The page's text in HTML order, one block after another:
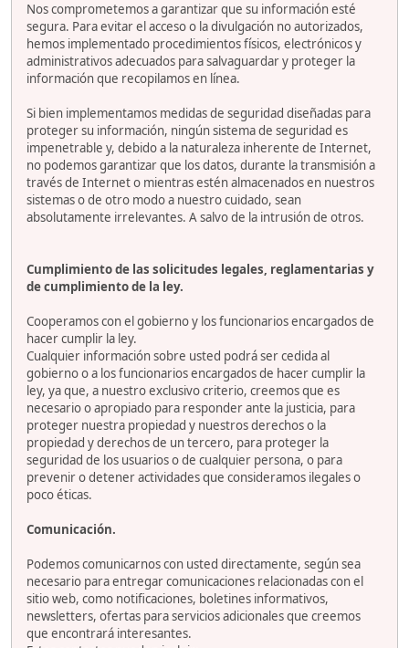
Nos comprometemos a garantizar que su información esté
segura. Para evitar el acceso o la divulgación no autorizados,
hemos implementado procedimientos físicos, electrónicos y
administrativos adecuados para salvaguardar y proteger la
información que recopilamos en línea.
Si bien implementamos medidas de seguridad diseñadas para
proteger su información, ningún sistema de seguridad es
impenetrable y, debido a la naturaleza inherente de Internet,
no podemos garantizar que los datos, durante la transmisión a
través de Internet o mientras estén almacenados en nuestros
sistemas o de otro modo a nuestro cuidado, sean
absolutamente irrelevantes. A salvo de la intrusión de otros.
Cumplimiento de las solicitudes legales, reglamentarias y
de cumplimiento de la ley.
Cooperamos con el gobierno y los funcionarios encargados de
hacer cumplir la ley.
Cualquier información sobre usted podrá ser cedida al
gobierno o a los funcionarios encargados de hacer cumplir la
ley, ya que, a nuestro exclusivo criterio, creemos que es
necesario o apropiado para responder ante la justicia, para
proteger nuestra propiedad y nuestros derechos o la
propiedad y derechos de un tercero, para proteger la
seguridad de los usuarios o de cualquier persona, o para
prevenir o detener actividades que consideramos ilegales o
poco éticas.
Comunicación.
Podemos comunicarnos con usted directamente, según sea
necesario para entregar comunicaciones relacionadas con el
sitio web, como notificaciones, boletines informativos,
newsletters, ofertas para servicios adicionales que creemos
que encontrará interesantes.